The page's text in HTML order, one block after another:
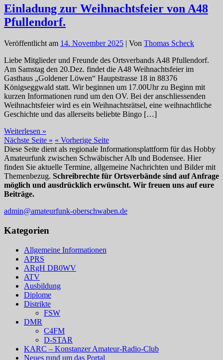
A48
OV-
Abend
C4FM.
Einladung zur Weihnachtsfeier von A48
Pfullendorf.
Veröffentlicht am 14. November 2025 | Von Thomas Scheck
Liebe Mitglieder und Freunde des Ortsverbands A48 Pfullendorf.
Am Samstag den 20.Dez. findet die A48 Weihnachtsfeier im
Gasthaus „Goldener Löwen“ Hauptstrasse 18 in 88376
Königseggwald statt. Wir beginnen um 17.00Uhr zu Beginn mit
kurzen Informationen rund um den OV. Bei der anschliessenden
Weihnachtsfeier wird es ein Weihnachtsrätsel, eine weihnachtliche
Geschichte und das allerseits beliebte Bingo […]
Weiterlesen »
zur
Weihnachtsfeier
von
A48
Pfullendorf.
Nächste Seite » « Vorherige Seite
Diese Seite dient als regionale Informationsplattform für das Hobby
Amateurfunk zwischen Schwäbischer Alb und Bodensee. Hier
finden Sie aktuelle Termine, allgemeine Nachrichten und Bilder mit
Themenbezug. Schreibrechte für Ortsverbände sind auf Anfrage
möglich und ausdrücklich erwünscht. Wir freuen uns auf eure
Beiträge.
admin@amateurfunk-oberschwaben.de
Kategorien
Allgemeine Informationen
APRS
ARgH DB0WV
ATV
Ausbildung
Diplome
Distrikte
FSW
DMR
C4FM
D-STAR
KARC – Konstanzer Amateur-Radio-Club
Neues rund um das Portal